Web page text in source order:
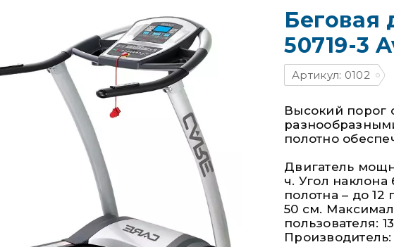
Беговая
50719-3
Артикул: 0102
Высокий порог
полотно
Двигатель
ч. Угол наклона
полотна – до 12
50 см.
пользователя:
Производитель: